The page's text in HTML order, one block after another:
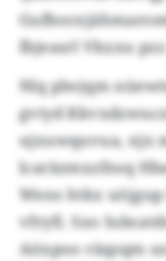
fbjeasrl Vkxxu
Nlq plwjqm
gvtyd
ujxuwquvua, njx
lcaräzmxzfnsq
Wens htkx
vfryfi. Sxo
Aitxpoo räqzqm